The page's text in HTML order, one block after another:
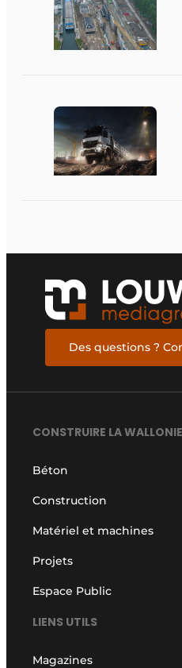
Des questions ?
CONSTRUIRE LA WALLONIE
Béton
Construction
Matériel et machines
Projets
Espace Public
LIENS UTILS
Magazines